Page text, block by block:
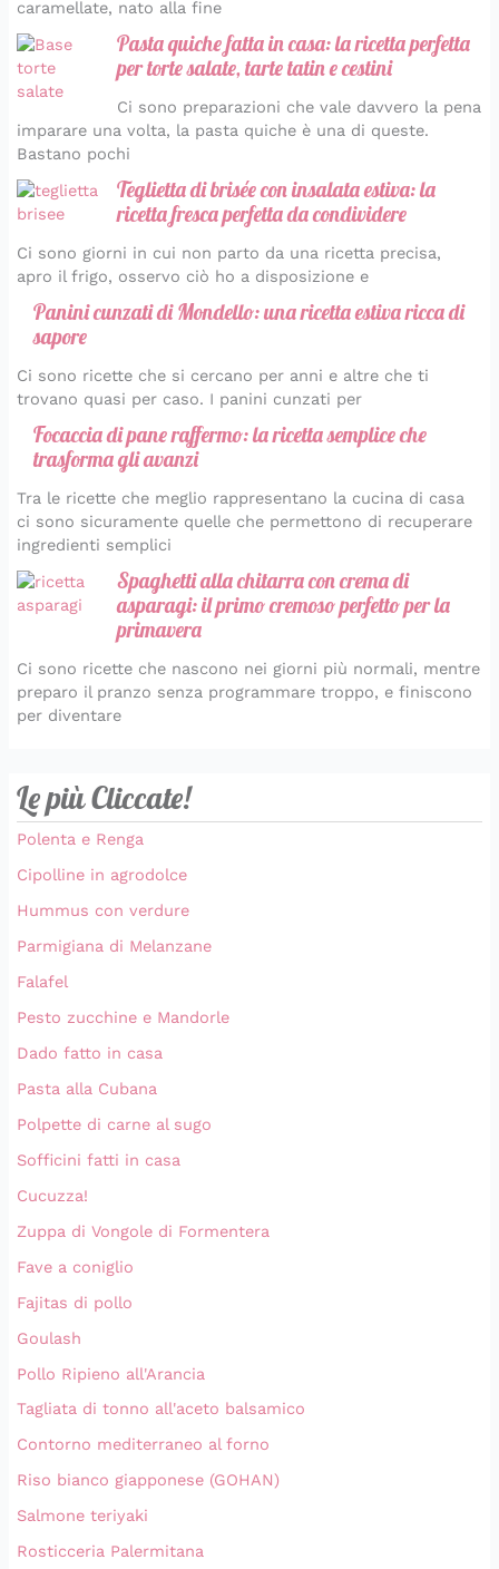
caramellate, nato alla fine
Pasta quiche fatta in casa: la ricetta perfetta
per torte salate, tarte tatin e cestini
Ci sono preparazioni che vale davvero la pena
imparare una volta, la pasta quiche è una di queste.
Bastano pochi
Teglietta di brisée con insalata estiva: la
ricetta fresca perfetta da condividere
Ci sono giorni in cui non parto da una ricetta precisa,
apro il frigo, osservo ciò ho a disposizione e
Panini cunzati di Mondello: una ricetta estiva ricca di
sapore
Ci sono ricette che si cercano per anni e altre che ti
trovano quasi per caso. I panini cunzati per
Focaccia di pane raffermo: la ricetta semplice che
trasforma gli avanzi
Tra le ricette che meglio rappresentano la cucina di casa
ci sono sicuramente quelle che permettono di recuperare
ingredienti semplici
Spaghetti alla chitarra con crema di
asparagi: il primo cremoso perfetto per la
primavera
Ci sono ricette che nascono nei giorni più normali, mentre
preparo il pranzo senza programmare troppo, e finiscono
per diventare
Le più Cliccate!
Polenta e Renga
Cipolline in agrodolce
Hummus con verdure
Parmigiana di Melanzane
Falafel
Pesto zucchine e Mandorle
Dado fatto in casa
Pasta alla Cubana
Polpette di carne al sugo
Sofficini fatti in casa
Cucuzza!
Zuppa di Vongole di Formentera
Fave a coniglio
Fajitas di pollo
Goulash
Pollo Ripieno all'Arancia
Tagliata di tonno all'aceto balsamico
Contorno mediterraneo al forno
Riso bianco giapponese (GOHAN)
Salmone teriyaki
Rosticceria Palermitana